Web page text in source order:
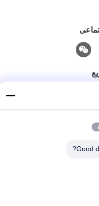
86--13921962414
Good